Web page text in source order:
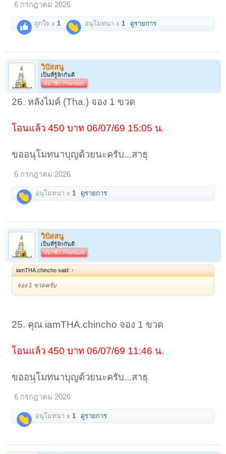
6 กรกฎาคม 2026
ถูกใจ x1 อนุโมทนา x1 ดูรายการ
วิปัสสนู
เป็นที่รู้จักกันดี
สมาชิก Premium
26. หลังไมค์ (Tha.) จอง 1 ขวด
โอนแล้ว 450 บาท 06/07/69 15:05 น.
ขออนุโมทนาบุญด้วยนะครับ...สาธุ
6 กรกฎาคม 2026
อนุโมทนา x 1 ดูรายการ
วิปัสสนู
เป็นที่รู้จักกันดี
สมาชิก Premium
iamTHA.chincho said: ↑
จอง 1 ขวดครับ
25. คุณ iamTHA.chincho จอง 1 ขวด
โอนแล้ว 450 บาท 06/07/69 11:46 น.
ขออนุโมทนาบุญด้วยนะครับ...สาธุ
6 กรกฎาคม 2026
อนุโมทนา x 1 ดูรายการ
< ย้อนกลับ 1 ← 1867 1868 1869 1870 1871 1872 ถัดไป >